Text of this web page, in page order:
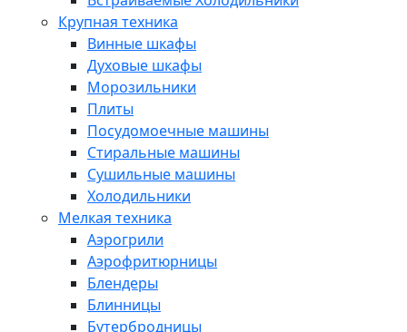
Крупная техника
Винные шкафы
Духовые шкафы
Морозильники
Плиты
Посудомоечные машины
Стиральные машины
Сушильные машины
Холодильники
Мелкая техника
Аэрогрили
Аэрофритюрницы
Блендеры
Блинницы
Бутербродницы